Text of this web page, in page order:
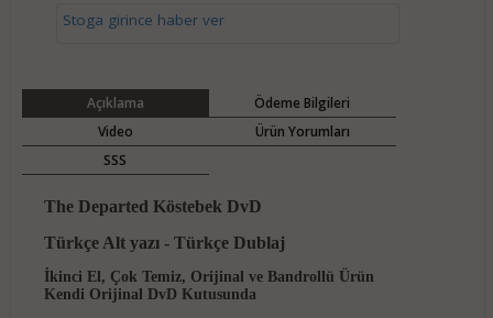
Stoga girince haber ver
Açıklama
Ödeme Bilgileri
Video
Ürün Yorumları
SSS
The Departed Köstebek DvD
Türkçe Alt yazı - Türkçe Dublaj
İkinci El, Çok Temiz, Orijinal ve Bandrollü Ürün
Kendi Orijinal DvD Kutusunda